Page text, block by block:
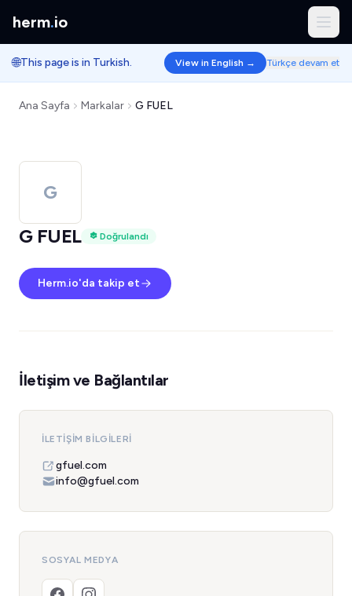
herm.io
🌐This page is in Turkish. View in English → Türkçe devam et
Ana Sayfa Markalar G FUEL
G
G FUEL
Doğrulandı
Herm.io'da takip et
İletişim ve Bağlantılar
İLETIŞIM BILGILERI
gfuel.com
info@gfuel.com
SOSYAL MEDYA